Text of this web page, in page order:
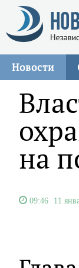
Новости
на
09:46 11